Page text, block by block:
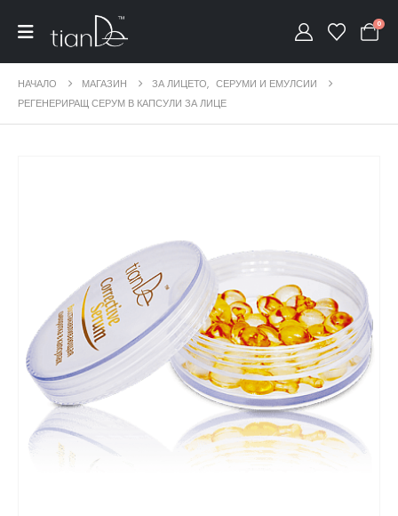
0
НАЧАЛО МАГАЗИН ЗА ЛИЦЕТО, СЕРУМИ И ЕМУЛСИИ
РЕГЕНЕРИРАЩ СЕРУМ В КАПСУЛИ ЗА ЛИЦЕ